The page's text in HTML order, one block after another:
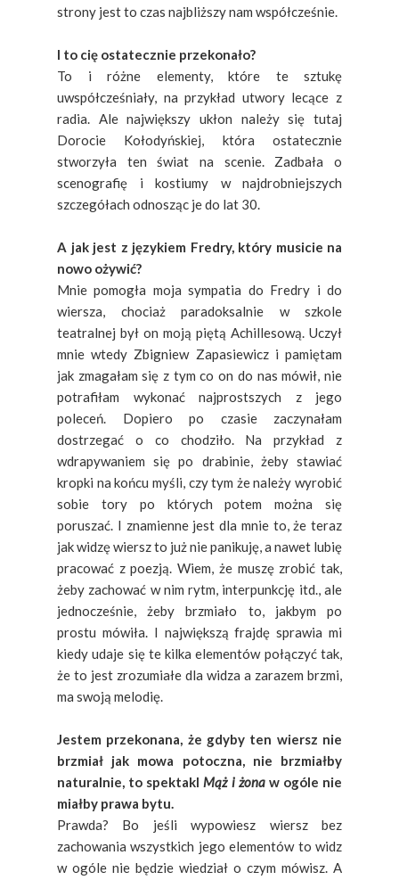
strony jest to czas najbliższy nam współcześnie.
I to cię ostatecznie przekonało?
To i różne elementy, które te sztukę
uwspółcześniały, na przykład utwory lecące z
radia. Ale największy ukłon należy się tutaj
Dorocie Kołodyńskiej, która ostatecznie
stworzyła ten świat na scenie. Zadbała o
scenografię i kostiumy w najdrobniejszych
szczegółach odnosząc je do lat 30.
A jak jest z językiem Fredry, który musicie na
nowo ożywić?
Mnie pomogła moja sympatia do Fredry i do
wiersza, chociaż paradoksalnie w szkole
teatralnej był on moją piętą Achillesową. Uczył
mnie wtedy Zbigniew Zapasiewicz i pamiętam
jak zmagałam się z tym co on do nas mówił, nie
potrafiłam wykonać najprostszych z jego
poleceń. Dopiero po czasie zaczynałam
dostrzegać o co chodziło. Na przykład z
wdrapywaniem się po drabinie, żeby stawiać
kropki na końcu myśli, czy tym że należy wyrobić
sobie tory po których potem można się
poruszać. I znamienne jest dla mnie to, że teraz
jak widzę wiersz to już nie panikuję, a nawet lubię
pracować z poezją. Wiem, że muszę zrobić tak,
żeby zachować w nim rytm, interpunkcję itd., ale
jednocześnie, żeby brzmiało to, jakbym po
prostu mówiła. I największą frajdę sprawia mi
kiedy udaje się te kilka elementów połączyć tak,
że to jest zrozumiałe dla widza a zarazem brzmi,
ma swoją melodię.
Jestem przekonana, że gdyby ten wiersz nie
brzmiał jak mowa potoczna, nie brzmiałby
naturalnie, to spektaklMąż i żonaw ogóle nie
miałby prawa bytu.
Prawda? Bo jeśli wypowiesz wiersz bez
zachowania wszystkich jego elementów to widz
w ogóle nie będzie wiedział o czym mówisz. A